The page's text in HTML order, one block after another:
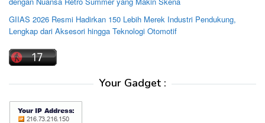
GIIAS 2026 Resmi Hadirkan 150 Lebih Merek Industri Pendukung,
Lengkap dari Aksesori hingga Teknologi Otomotif
Your Gadget :